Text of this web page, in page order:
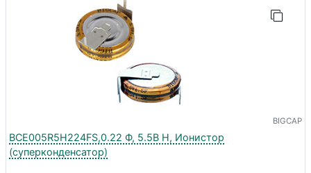
BIGCAP
BCE005R5H224FS,0.22 Ф, 5.5В H, Ионистор
(суперконденсатор)